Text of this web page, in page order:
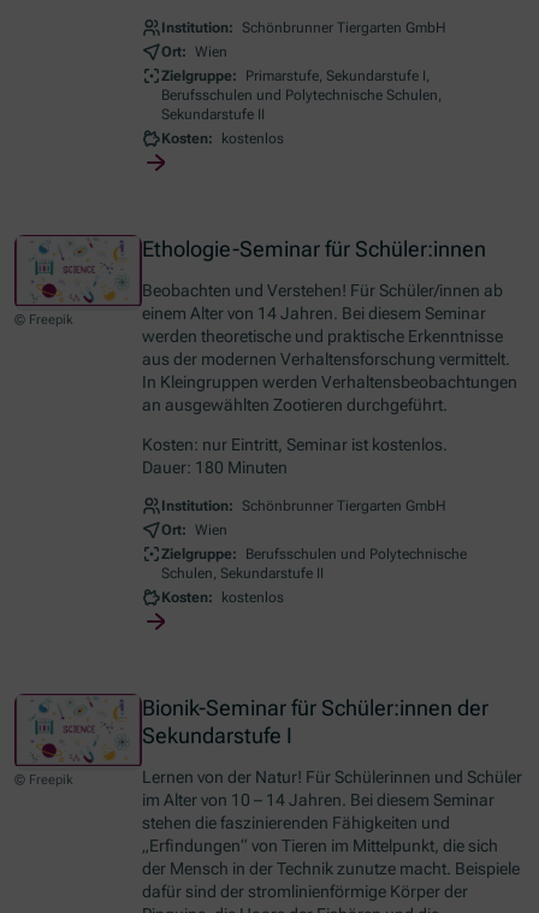
Institution:
Schönbrunner Tiergarten GmbH
Ort: Wien
Zielgruppe:
Primarstufe, Sekundarstufe I,
Berufsschulen und Polytechnische Schulen,
Sekundarstufe II
Kosten:
kostenlos
© Freepik
Ethologie-Seminar für Schüler:innen
Beobachten und Verstehen! Für Schüler/innen ab
einem Alter von 14 Jahren. Bei diesem Seminar
werden theoretische und praktische Erkenntnisse
aus der modernen Verhaltensforschung vermittelt.
In Kleingruppen werden Verhaltensbeobachtungen
an ausgewählten Zootieren durchgeführt.
Kosten: nur Eintritt, Seminar ist kostenlos.
Dauer: 180 Minuten
Institution:
Schönbrunner Tiergarten GmbH
Ort: Wien
Zielgruppe:
Berufsschulen und Polytechnische
Schulen, Sekundarstufe II
Kosten:
kostenlos
© Freepik
Bionik-Seminar für Schüler:innen der
Sekundarstufe I
Lernen von der Natur! Für Schülerinnen und Schüler
im Alter von 10 – 14 Jahren. Bei diesem Seminar
stehen die faszinierenden Fähigkeiten und
„Erfindungen“ von Tieren im Mittelpunkt, die sich
der Mensch in der Technik zunutze macht. Beispiele
dafür sind der stromlinienförmige Körper der